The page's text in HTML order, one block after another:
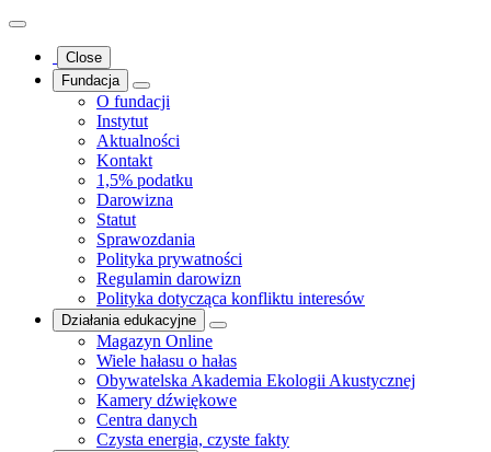
Close
Fundacja
O fundacji
Instytut
Aktualności
Kontakt
1,5% podatku
Darowizna
Statut
Sprawozdania
Polityka prywatności
Regulamin darowizn
Polityka dotycząca konfliktu interesów
Działania edukacyjne
Magazyn Online
Wiele hałasu o hałas
Obywatelska Akademia Ekologii Akustycznej
Kamery dźwiękowe
Centra danych
Czysta energia, czyste fakty